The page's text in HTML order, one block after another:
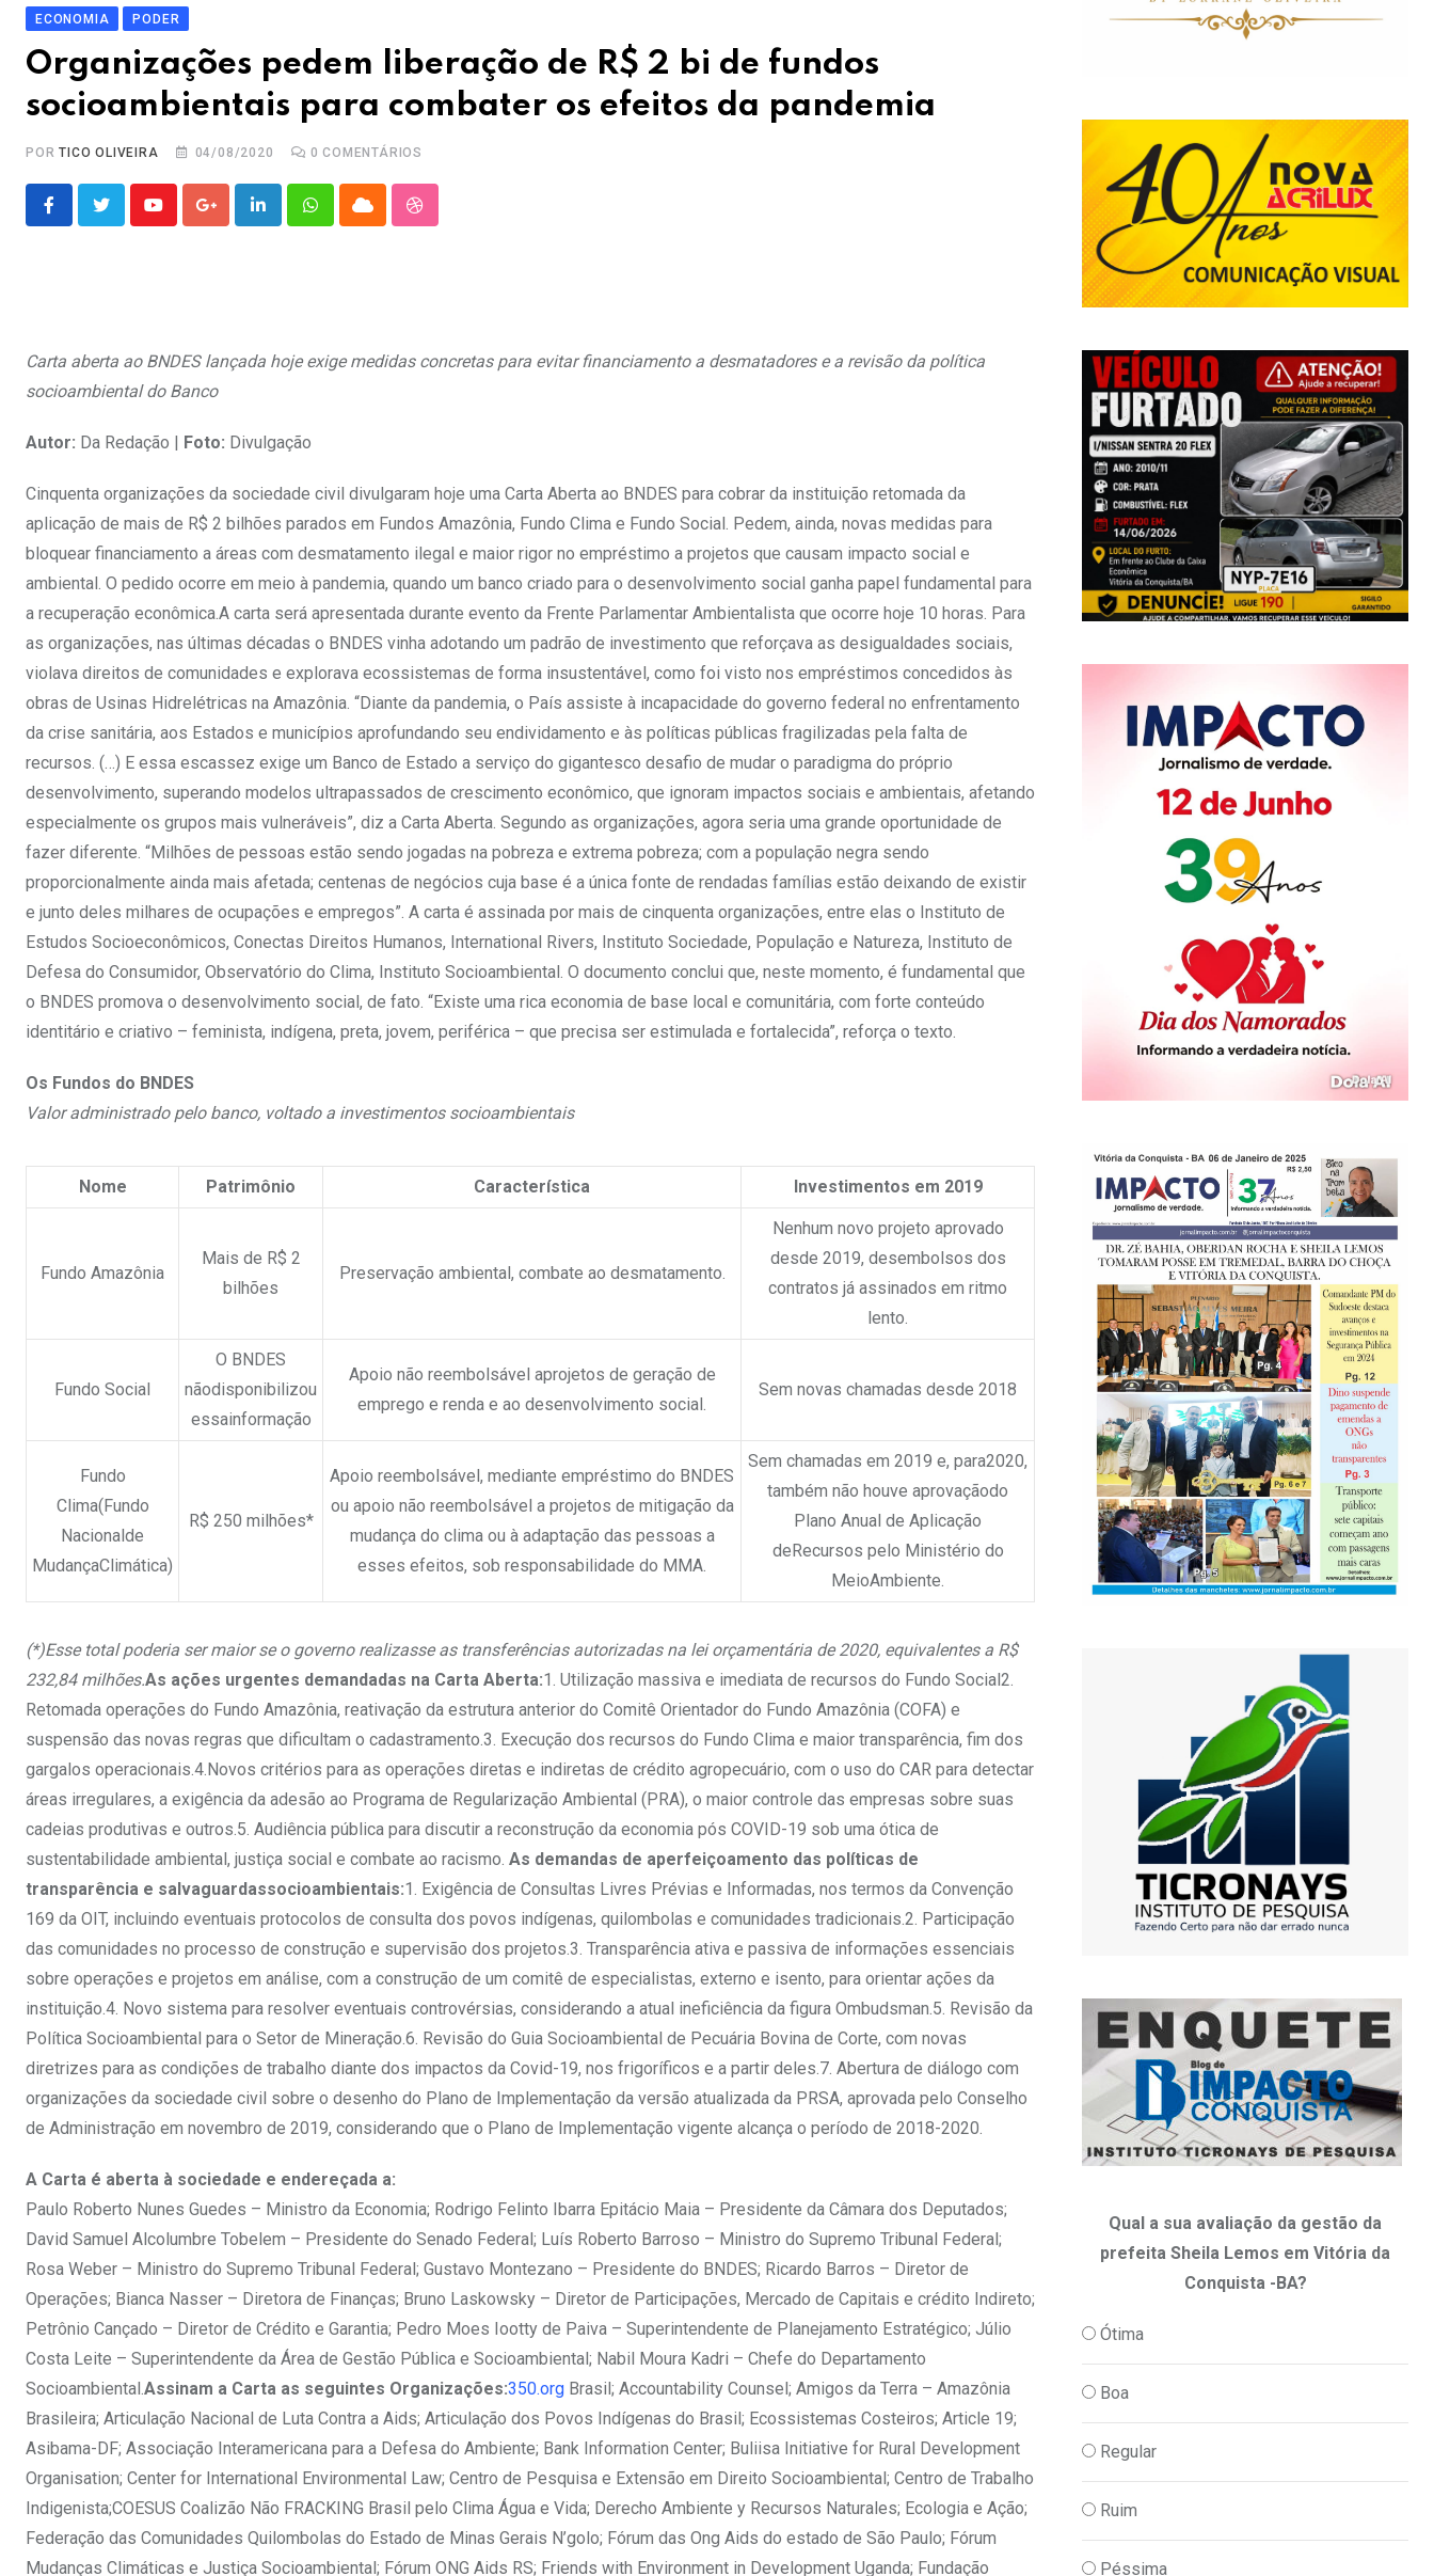
ECONOMIA PODER
Organizações pedem liberação de R$ 2 bi de fundos
socioambientais para combater os efeitos da pandemia
PORTICO OLIVEIRA 04/08/2020 0 COMENTÁRIOS
YoutubeGoogle+LinkedInWhatsappCloud StumbleUpon
Carta aberta ao BNDES lançada hoje exige medidas concretas para evitar financiamento a desmatadores e a revisão da política
socioambiental do Banco
Autor: Da Redação | Foto: Divulgação
Cinquenta organizações da sociedade civil divulgaram hoje uma Carta Aberta ao BNDES para cobrar da instituição retomada da
aplicação de mais de R$ 2 bilhões parados em Fundos Amazônia, Fundo Clima e Fundo Social. Pedem, ainda, novas medidas para
bloquear financiamento a áreas com desmatamento ilegal e maior rigor no empréstimo a projetos que causam impacto social e
ambiental. O pedido ocorre em meio à pandemia, quando um banco criado para o desenvolvimento social ganha papel fundamental para
a recuperação econômica.A carta será apresentada durante evento da Frente Parlamentar Ambientalista que ocorre hoje 10 horas. Para
as organizações, nas últimas décadas o BNDES vinha adotando um padrão de investimento que reforçava as desigualdades sociais,
violava direitos de comunidades e explorava ecossistemas de forma insustentável, como foi visto nos empréstimos concedidos às
obras de Usinas Hidrelétricas na Amazônia. “Diante da pandemia, o País assiste à incapacidade do governo federal no enfrentamento
da crise sanitária, aos Estados e municípios aprofundando seu endividamento e às políticas públicas fragilizadas pela falta de
recursos. (…) E essa escassez exige um Banco de Estado a serviço do gigantesco desafio de mudar o paradigma do próprio
desenvolvimento, superando modelos ultrapassados de crescimento econômico, que ignoram impactos sociais e ambientais, afetando
especialmente os grupos mais vulneráveis”, diz a Carta Aberta. Segundo as organizações, agora seria uma grande oportunidade de
fazer diferente. “Milhões de pessoas estão sendo jogadas na pobreza e extrema pobreza; com a população negra sendo
proporcionalmente ainda mais afetada; centenas de negócios cuja base é a única fonte de rendadas famílias estão deixando de existir
e junto deles milhares de ocupações e empregos”. A carta é assinada por mais de cinquenta organizações, entre elas o Instituto de
Estudos Socioeconômicos, Conectas Direitos Humanos, International Rivers, Instituto Sociedade, População e Natureza, Instituto de
Defesa do Consumidor, Observatório do Clima, Instituto Socioambiental. O documento conclui que, neste momento, é fundamental que
o BNDES promova o desenvolvimento social, de fato. “Existe uma rica economia de base local e comunitária, com forte conteúdo
identitário e criativo – feminista, indígena, preta, jovem, periférica – que precisa ser estimulada e fortalecida”, reforça o texto.
Os Fundos do BNDES
Valor administrado pelo banco, voltado a investimentos socioambientais
Nome Patrimônio Característica Investimentos em 2019
Fundo Amazônia
Mais de R$ 2
bilhões
Preservação ambiental, combate ao desmatamento.
Nenhum novo projeto aprovado
desde 2019, desembolsos dos
contratos já assinados em ritmo
lento.
Fundo Social
O BNDES
nãodisponibilizou
essainformação
Apoio não reembolsável aprojetos de geração de
emprego e renda e ao desenvolvimento social.
Sem novas chamadas desde 2018
Fundo
Clima(Fundo
Nacionalde
MudançaClimática)
R$ 250 milhões*
Apoio reembolsável, mediante empréstimo do BNDES
ou apoio não reembolsável a projetos de mitigação da
mudança do clima ou à adaptação das pessoas a
esses efeitos, sob responsabilidade do MMA.
Sem chamadas em 2019 e, para2020,
também não houve aprovaçãodo
Plano Anual de Aplicação
deRecursos pelo Ministério do
MeioAmbiente.
(*)Esse total poderia ser maior se o governo realizasse as transferências autorizadas na lei orçamentária de 2020, equivalentes a R$
232,84 milhões.As ações urgentes demandadas na Carta Aberta:1. Utilização massiva e imediata de recursos do Fundo Social2.
Retomada operações do Fundo Amazônia, reativação da estrutura anterior do Comitê Orientador do Fundo Amazônia (COFA) e
suspensão das novas regras que dificultam o cadastramento.3. Execução dos recursos do Fundo Clima e maior transparência, fim dos
gargalos operacionais.4.Novos critérios para as operações diretas e indiretas de crédito agropecuário, com o uso do CAR para detectar
áreas irregulares, a exigência da adesão ao Programa de Regularização Ambiental (PRA), o maior controle das empresas sobre suas
cadeias produtivas e outros.5. Audiência pública para discutir a reconstrução da economia pós COVID-19 sob uma ótica de
sustentabilidade ambiental, justiça social e combate ao racismo. As demandas de aperfeiçoamento das políticas de
transparência e salvaguardassocioambientais:1. Exigência de Consultas Livres Prévias e Informadas, nos termos da Convenção
169 da OIT, incluindo eventuais protocolos de consulta dos povos indígenas, quilombolas e comunidades tradicionais.2. Participação
das comunidades no processo de construção e supervisão dos projetos.3. Transparência ativa e passiva de informações essenciais
sobre operações e projetos em análise, com a construção de um comitê de especialistas, externo e isento, para orientar ações da
instituição.4. Novo sistema para resolver eventuais controvérsias, considerando a atual ineficiência da figura Ombudsman.5. Revisão da
Política Socioambiental para o Setor de Mineração.6. Revisão do Guia Socioambiental de Pecuária Bovina de Corte, com novas
diretrizes para as condições de trabalho diante dos impactos da Covid-19, nos frigoríficos e a partir deles.7. Abertura de diálogo com
organizações da sociedade civil sobre o desenho do Plano de Implementação da versão atualizada da PRSA, aprovada pelo Conselho
de Administração em novembro de 2019, considerando que o Plano de Implementação vigente alcança o período de 2018-2020.
A Carta é aberta à sociedade e endereçada a:
Paulo Roberto Nunes Guedes – Ministro da Economia; Rodrigo Felinto Ibarra Epitácio Maia – Presidente da Câmara dos Deputados;
David Samuel Alcolumbre Tobelem – Presidente do Senado Federal; Luís Roberto Barroso – Ministro do Supremo Tribunal Federal;
Rosa Weber – Ministro do Supremo Tribunal Federal; Gustavo Montezano – Presidente do BNDES; Ricardo Barros – Diretor de
Operações; Bianca Nasser – Diretora de Finanças; Bruno Laskowsky – Diretor de Participações, Mercado de Capitais e crédito Indireto;
Petrônio Cançado – Diretor de Crédito e Garantia; Pedro Moes Iootty de Paiva – Superintendente de Planejamento Estratégico; Júlio
Costa Leite – Superintendente da Área de Gestão Pública e Socioambiental; Nabil Moura Kadri – Chefe do Departamento
Socioambiental.Assinam a Carta as seguintes Organizações:350.org Brasil; Accountability Counsel; Amigos da Terra – Amazônia
Brasileira; Articulação Nacional de Luta Contra a Aids; Articulação dos Povos Indígenas do Brasil; Ecossistemas Costeiros; Article 19;
Asibama-DF; Associação Interamericana para a Defesa do Ambiente; Bank Information Center; Buliisa Initiative for Rural Development
Organisation; Center for International Environmental Law; Centro de Pesquisa e Extensão em Direito Socioambiental; Centro de Trabalho
Indigenista;COESUS Coalizão Não FRACKING Brasil pelo Clima Água e Vida; Derecho Ambiente y Recursos Naturales; Ecologia e Ação;
Federação das Comunidades Quilombolas do Estado de Minas Gerais N’golo; Fórum das Ong Aids do estado de São Paulo; Fórum
Mudanças Climáticas e Justiça Socioambiental; Fórum ONG Aids RS; Friends with Environment in Development Uganda; Fundação
Qual a sua avaliação da gestão da
prefeita Sheila Lemos em Vitória da
Conquista -BA?
Ótima
Boa
Regular
Ruim
Péssima